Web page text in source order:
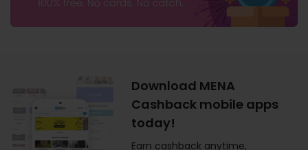
Download MENA
Cashback mobile apps
today!
Earn cashback anytime,